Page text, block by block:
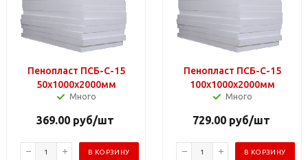
Пенопласт ПСБ-С-15
50х1000х2000мм
Много
369.00руб/шт
В КОРЗИНУ
Пенопласт ПСБ-С-15
100х1000х2000мм
Много
729.00руб/шт
В КОРЗИНУ